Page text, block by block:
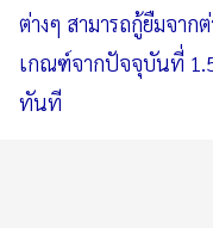
ต่างๆ สามารถกู้ยืมจาก
เกณฑ์จากปัจจุบันที่
ทันที